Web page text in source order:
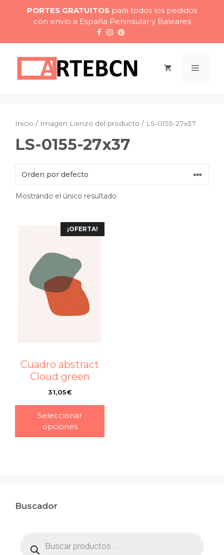
contenido
PORTES GRATUITOS para todos los pedidos
con envío a España Peninsular y Baleares
Menú
Inicio / Imagen Lienzo del producto / LS-0155-27x37
LS-0155-27x37
Mostrando el único resultado
¡OFERTA!
Cuadro abstract
Cloud green
31,05€
Seleccionar
opciones
Buscador
productos